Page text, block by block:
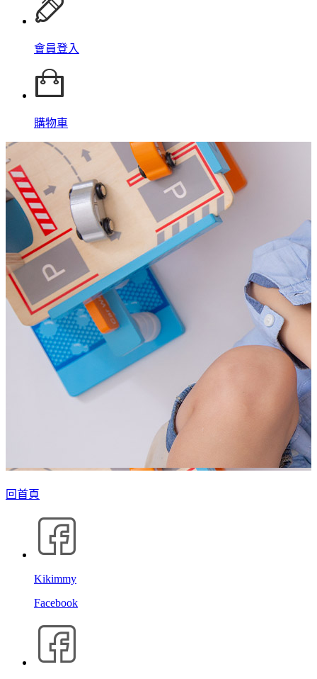
會員登入
購物車
回首頁
Kikimmy
Facebook